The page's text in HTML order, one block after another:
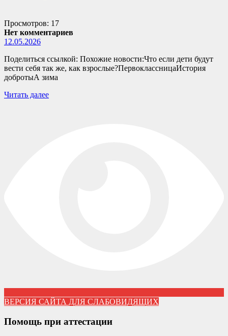
Просмотров: 17
Нет комментариев
12.05.2026
Поделиться ссылкой: Похожие новости:Что если дети будут
вести себя так же, как взрослые?ПервоклассницаИстория
добротыА зима
Читать далее
ВЕРСИЯ САЙТА ДЛЯ СЛАБОВИДЯЩИХ
Помощь при аттестации